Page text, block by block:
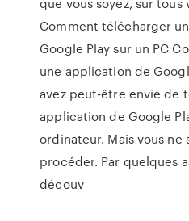
Comment télécharger
Google Play sur un PC
une application de
avez peut-être envie de
application de Google
ordinateur. Mais vous ne
procéder. Par quelques
découv